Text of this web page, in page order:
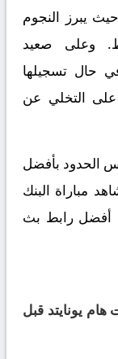
يبرز النجوم
وعلى صعيد
حال تسجيلها
على التخلي عن
الحدود بأفضل
مباراة البنك
أفضل رابط بث
يونايتد قبل